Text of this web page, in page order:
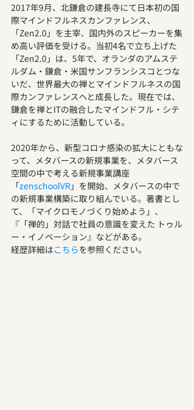
2017年9月、北鎌倉の建長寺にて日本初の国
際マインドフルネスカンファレンス、
「Zen2.0」を主宰、国内外のスピーカーを集
め高い評価を受ける。当初4名で立ち上げた
「Zen2.0」は、5年で、オランダのアムステ
ルダム・鎌倉・米国サンフランシスコとつな
いだ、世界最大の禅とマインドフルネスの国
際カンファレンスへと成長した。現在では、
鎌倉を禅とITの融合したマインドフル・シテ
ィにするために活動している。
2020年から、新型コロナ感染の拡大にともな
って、メタバースの新規事業を、メタバース
空間の中で考える新規事業講座
「zenschoolVR」を開始、メタバースの中で
の新規事業構築に取り組んでいる。著書とし
て、「マイクロモノづくり始めよう」、
『「禅的」対話で社員の意識を変えた トゥル
ー・イノベーション』などがある。
経歴詳細はこちらを参照ください。